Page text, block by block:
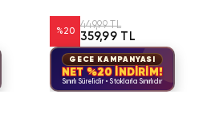
%20
449,99 TL
359,99 TL
GECE KAMPANYASI
NET %20 İNDİRİM!
Sınırlı Sürelidir • Stoklarla Sınırlıdır